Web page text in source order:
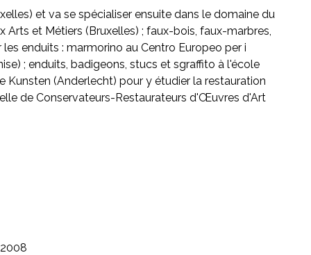
et va se spécialiser ensuite dans le domaine du
et Métiers (Bruxelles) ; faux-bois, faux-marbres,
enduits : marmorino au Centro Europeo per i
; enduits, badigeons, stucs et sgraffito à l'école
Kunsten (Anderlecht) pour y étudier la restauration
de Conservateurs-Restaurateurs d'Œuvres d'Art
2008